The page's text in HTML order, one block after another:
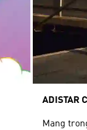
ADISTAR
Mang